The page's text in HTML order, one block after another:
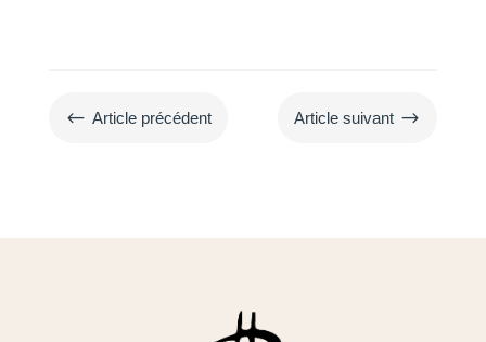
# Article précédent Article suivant $